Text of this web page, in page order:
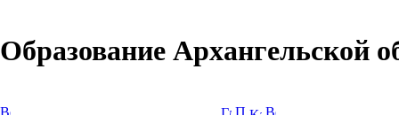
Образование Архангельской